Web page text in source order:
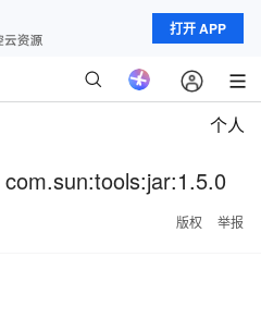
打开 APP
个人
版权 举报